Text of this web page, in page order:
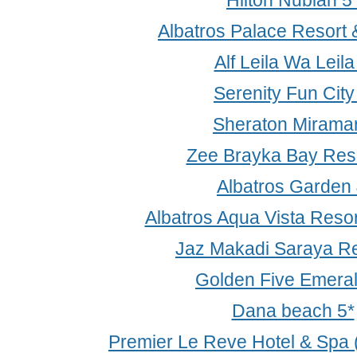
Albatros Palace Resort
Alf Leila Wa
Serenity Fun
Sheraton
Zee Brayka Bay
Albatros Garden
Albatros Aqua Vista
Jaz Makadi Saraya
Golden Five
Dana beach 5*
Premier Le Reve Hotel & Spa